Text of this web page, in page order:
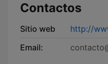
Contactos
Sitio web
http://
Email: